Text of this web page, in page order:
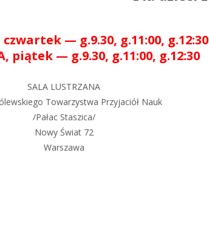
czwartek — g.9.30, g.11:00, g.12:30
piątek — g.9.30, g.11:00, g.12:30
SALA LUSTRZANA
Towarzystwa Przyjaciół Nauk
/Pałac Staszica/
Nowy Świat 72
Warszawa